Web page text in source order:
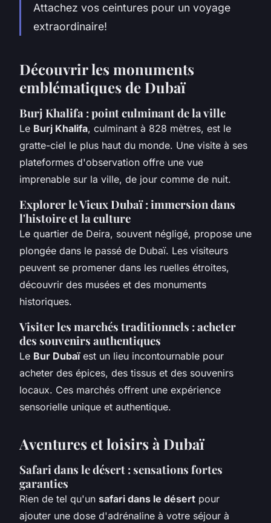
Attachez vos ceintures pour un voyage
extraordinaire!
Découvrir les monuments
emblématiques de Dubaï
Burj Khalifa : point culminant de la ville
Le Burj Khalifa, culminant à 828 mètres, est le
gratte-ciel le plus haut du monde. Une visite à ses
plateformes d'observation offre une vue
imprenable sur la ville, de jour comme de nuit.
Explorer le Vieux Dubaï : immersion dans
l'histoire et la culture
Le quartier de Deira, souvent négligé, propose une
plongée dans le passé de Dubaï. Les visiteurs
peuvent se promener dans les ruelles étroites,
découvrir des musées et des monuments
historiques.
Visiter les marchés traditionnels : acheter
des souvenirs authentiques
Le Bur Dubaïest un lieu incontournable pour
acheter des épices, des tissus et des souvenirs
locaux. Ces marchés offrent une expérience
sensorielle unique et authentique.
Aventures et loisirs à Dubaï
Safari dans le désert : sensations fortes
garanties
Rien de tel qu'un safari dans le désert pour
ajouter une dose d'adrénaline à votre séjour à